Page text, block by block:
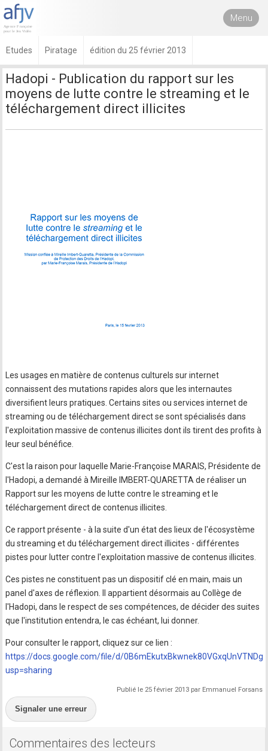
Menu
Etudes Piratage édition du 25 février 2013
Hadopi - Publication du rapport sur les
moyens de lutte contre le streaming et le
téléchargement direct illicites
Les usages en matière de contenus culturels sur internet
connaissent des mutations rapides alors que les internautes
diversifient leurs pratiques. Certains sites ou services internet de
streaming ou de téléchargement direct se sont spécialisés dans
l'exploitation massive de contenus illicites dont ils tirent des profits à
leur seul bénéfice.
C'est la raison pour laquelle Marie-Françoise MARAIS, Présidente de
l'Hadopi, a demandé à Mireille IMBERT-QUARETTA de réaliser un
Rapport sur les moyens de lutte contre le streaming et le
téléchargement direct de contenus illicites.
Ce rapport présente - à la suite d'un état des lieux de l'écosystème
du streaming et du téléchargement direct illicites - différentes
pistes pour lutter contre l'exploitation massive de contenus illicites.
Ces pistes ne constituent pas un dispositif clé en main, mais un
panel d'axes de réflexion. Il appartient désormais au Collège de
l'Hadopi, dans le respect de ses compétences, de décider des suites
que l'institution entendra, le cas échéant, lui donner.
Pour consulter le rapport, cliquez sur ce lien :
https://docs.google.com/file/d/
usp=sharing
Publié le 25 février 2013 par Emmanuel Forsans
Signaler une erreur
Commentaires des lecteurs